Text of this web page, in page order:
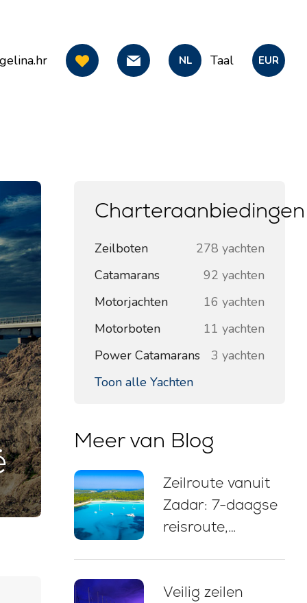
NL Taal EUR
Charteraanbiedingen
Zeilboten
278 yachten
Catamarans
92 yachten
Motorjachten
16 yachten
Motorboten
11 yachten
Power Catamarans
3 yachten
Toon alle Yachten
Meer van Blog
Zeilroute vanuit
Zadar: 7-daagse
reisroute,
afmeertips
Veilig zeilen